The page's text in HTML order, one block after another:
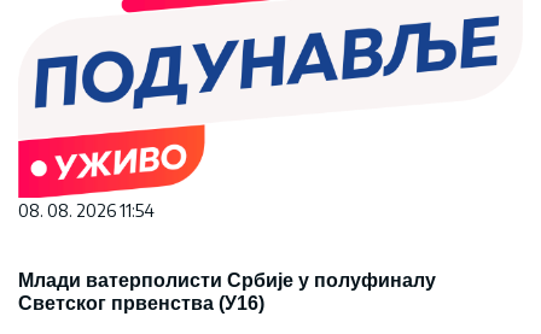
08. 08. 2026 11:54
Млади ватерполисти Србије у полуфиналу
Светског првенства (У16)